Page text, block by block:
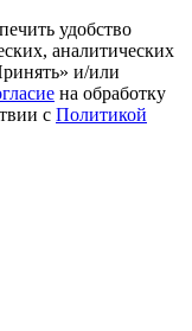
удобство
аналитических
и/или
на обработку
с Политикой